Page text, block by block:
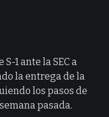
1 ante la SEC a
la entrega de la
los pasos de
pasada.